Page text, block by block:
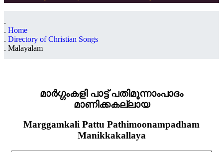
Home
Directory of Christian Songs
Malayalam
മാർഗ്ഗംകളി പാട്ട് പതിമൂന്നാംപാദം
മാണിക്കകല്ലായ
Marggamkali Pattu Pathimoonampadham
Manikkakallaya